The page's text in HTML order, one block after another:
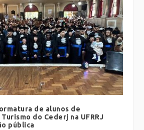
de alunos de
do Cederj na UFRRJ
pública